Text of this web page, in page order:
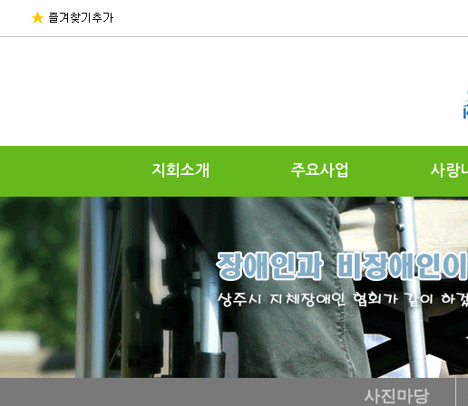
지회소개 주요사업 사랑
사진마당